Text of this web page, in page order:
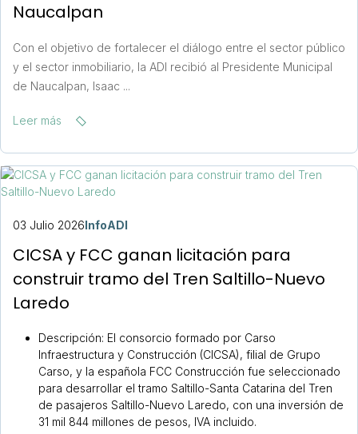
Naucalpan
Con el objetivo de fortalecer el diálogo entre el sector público
y el sector inmobiliario, la ADI recibió al Presidente Municipal
de Naucalpan, Isaac ...
Leer más
CICSA y FCC ganan licitación para
construir tramo del Tren Saltillo-Nuevo
Laredo
03 Julio 2026InfoADI
Descripción: El consorcio formado por Carso
Infraestructura y Construcción (CICSA), filial de Grupo
Carso, y la española FCC Construcción fue seleccionado
para desarrollar el tramo Saltillo-Santa Catarina del Tren
de pasajeros Saltillo-Nuevo Laredo, con una inversión de
31 mil 844 millones de pesos, IVA incluido.